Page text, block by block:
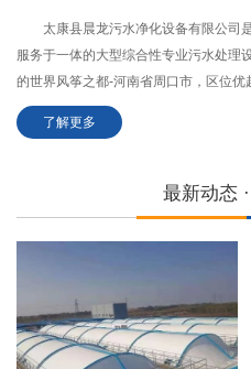
太康县晨龙污水净化设备有限公司
服务于一体的大型综合性专业污水处理
的世界风筝之都-河南省周口市，区位优
了解更多
最新动态